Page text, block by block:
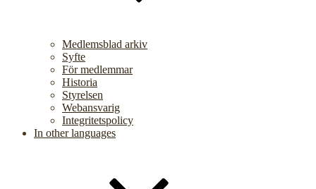
Medlemsblad arkiv
Syfte
För medlemmar
Historia
Styrelsen
Webansvarig
Integritetspolicy
In other languages